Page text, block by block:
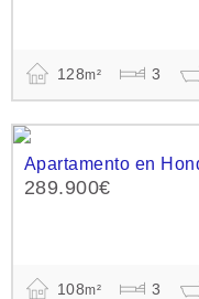
128m² 3
Apartamento en
289.900€
108m² 3